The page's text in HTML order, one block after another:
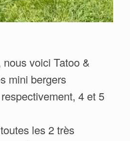
voici Tatoo &
mini bergers
4 et 5
les 2 très